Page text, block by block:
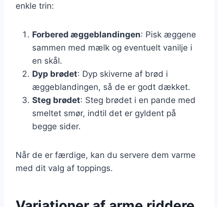
enkle trin:
Forbered æggeblandingen: Pisk æggene
sammen med mælk og eventuelt vanilje i
en skål.
Dyp brødet: Dyp skiverne af brød i
æggeblandingen, så de er godt dækket.
Steg brødet: Steg brødet i en pande med
smeltet smør, indtil det er gyldent på
begge sider.
Når de er færdige, kan du servere dem varme
med dit valg af toppings.